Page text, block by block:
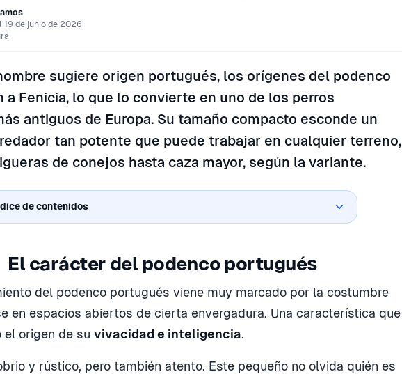
19 de junio de 2026
sugiere origen portugués, los orígenes del podenco
a Fenicia, lo que lo convierte en uno de los perros
antiguos de Europa. Su tamaño compacto esconde un
tan potente que puede trabajar en cualquier terreno,
de conejos hasta caza mayor, según la variante.
de contenidos
El carácter del podenco portugués
del podenco portugués viene muy marcado por la costumbre
en espacios abiertos de cierta envergadura. Una característica que
el origen de su vivacidad e inteligencia.
y rústico, pero también atento. Este pequeño no olvida quién es